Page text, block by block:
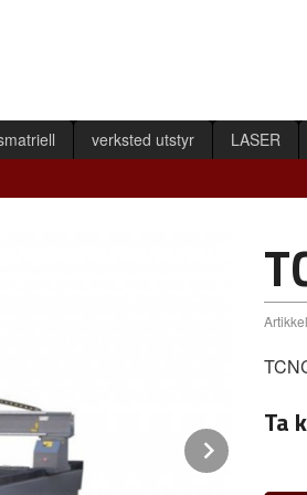
verksted utstyr LASER
Ta